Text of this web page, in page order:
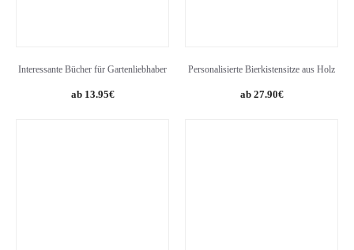
Interessante Bücher für Gartenliebhaber
13.95€
Personalisierte Bierkistensitze aus Holz
27.90€